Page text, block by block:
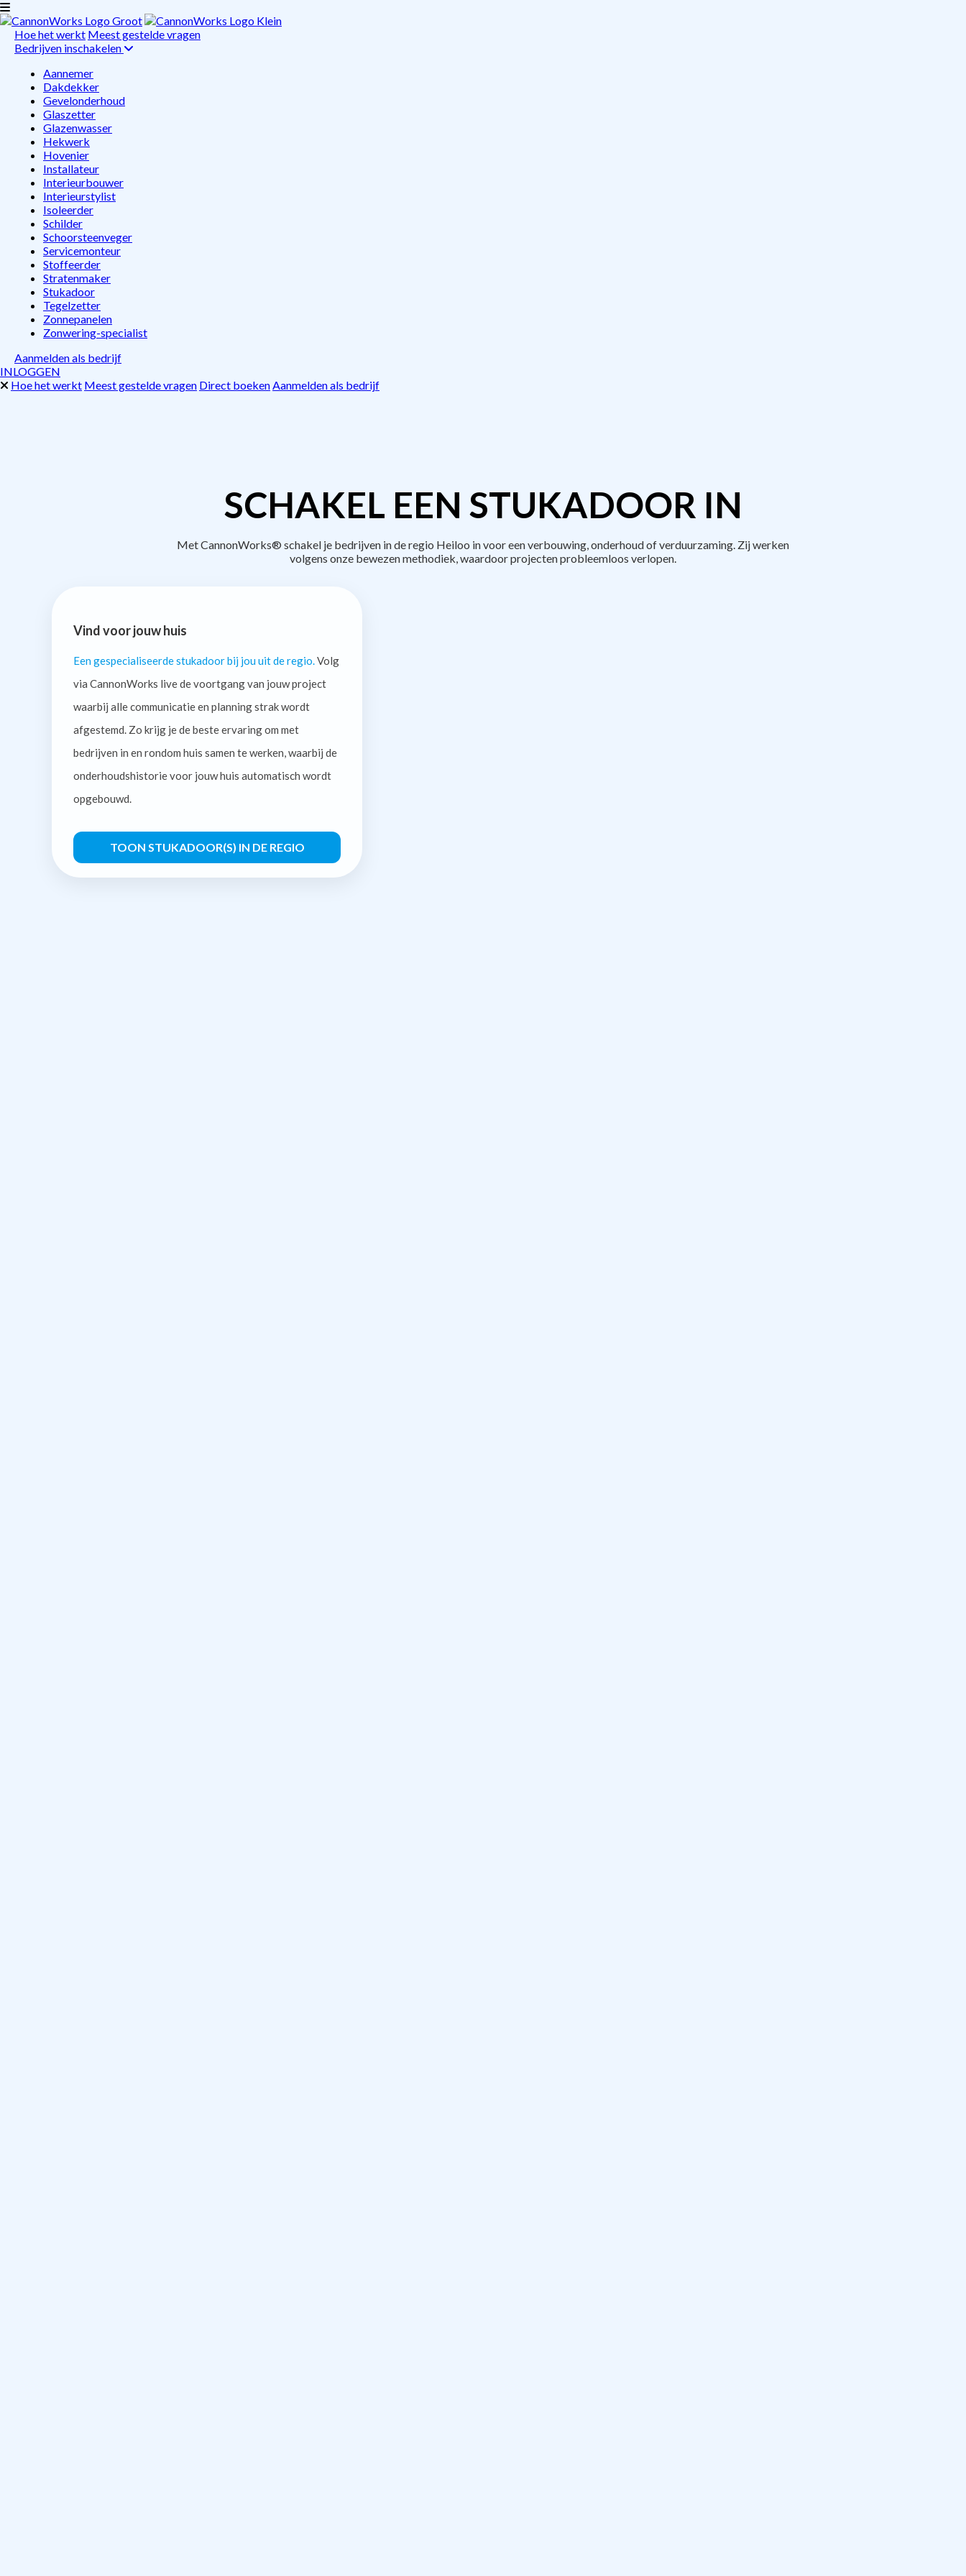
Hoe het werkt Meest gestelde vragen
Bedrijven inschakelen
Aannemer
Dakdekker
Gevelonderhoud
Glaszetter
Glazenwasser
Hekwerk
Hovenier
Installateur
Interieurbouwer
Interieurstylist
Isoleerder
Schilder
Schoorsteenveger
Servicemonteur
Stoffeerder
Stratenmaker
Stukadoor
Tegelzetter
Zonnepanelen
Zonwering-specialist
Aanmelden als bedrijf
INLOGGEN
Hoe het werkt Meest gestelde vragen Direct boekenAanmelden als bedrijf
SCHAKEL EEN STUKADOOR IN
Met CannonWorks® schakel je bedrijven in de regio Heiloo in voor een verbouwing, onderhoud of verduurzaming. Zij werken
volgens onze bewezen methodiek, waardoor projecten probleemloos verlopen.
Vind voor jouw huis
Een gespecialiseerde stukadoor bij jou uit de regio. Volg
via CannonWorks live de voortgang van jouw project
waarbij alle communicatie en planning strak wordt
afgestemd. Zo krijg je de beste ervaring om met
bedrijven in en rondom huis samen te werken, waarbij de
onderhoudshistorie voor jouw huis automatisch wordt
opgebouwd.
TOON STUKADOOR(S) IN DE REGIO